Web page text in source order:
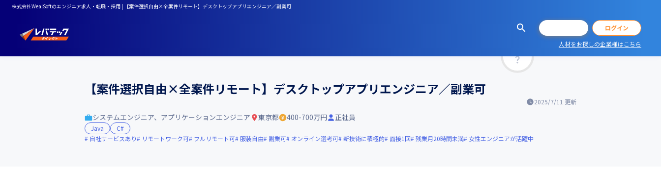
株式会社WealSoftのエンジニア求人・転職・採用 | 【案件選択自由×全案件リモート】デスクトップアプリエンジニア／副業可
ログイン
人材をお探しの企業様はこちら
【案件選択自由×全案件リモート】デスクトップアプリエンジニア／副業可
2025/7/11 更新
システムエンジニア、アプリケーションエンジニア 東京都 400-700万円 正社員
Java
C#
自社サービスあり
リモートワーク可 フルリモート可 服装自由 副業可 オンライン選考可 新技術に積極的 面接1回 残業月20時間未満 女性エンジニアが活躍中